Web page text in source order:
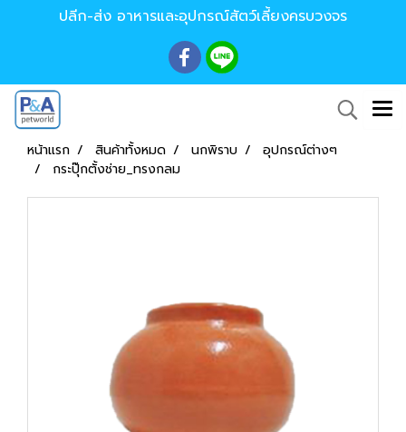
ปลีก-ส่ง อาหารและอุปกรณ์สัตว์เลี้ยงครบวงจร
หน้าแรก สินค้าทั้งหมด นกพิราบ
อุปกรณ์ต่างๆ
กระปุ๊กตั้งช่าย_ทรงกลม